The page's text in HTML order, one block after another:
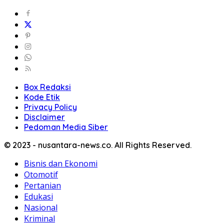
Box Redaksi
Kode Etik
Privacy Policy
Disclaimer
Pedoman Media Siber
© 2023 - nusantara-news.co. All Rights Reserved.
Bisnis dan Ekonomi
Otomotif
Pertanian
Edukasi
Nasional
Kriminal